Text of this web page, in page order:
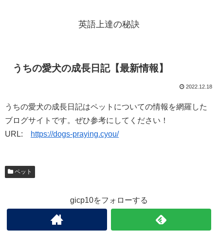
英語上達の秘訣
うちの愛犬の成長日記【最新情報】
2022.12.18
うちの愛犬の成長日記はペットについての情報を網羅した
ブログサイトです。ぜひ参考にしてください！
URL:
https://dogs-praying.cyou/
ペット
gicp10をフォローする